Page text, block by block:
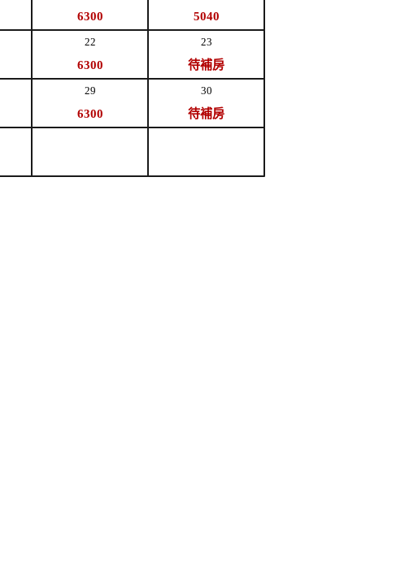
6300 5040
22
6300
23
待補房
29
6300
30
待補房